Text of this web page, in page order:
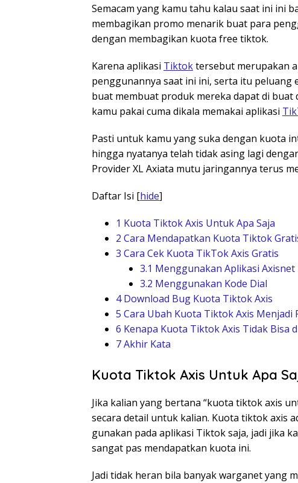
Semacam yang kamu tahu kalau saat ini ini
membagikan promo menarik buat para
dengan membagikan kuota free tiktok.
Karena aplikasi Tiktoktersebut merupakan
penggunannya saat ini ini, serta itu peluang
buat membuat produk mereka dapat di buat
kamu pakai cuma dikala memakai aplikasi
Pasti untuk kamu yang suka dengan kuota
hingga nyatanya telah tidak asing lagi
Provider XL Axiata mutu jaringannya terus
Daftar Isi [hide]
1 Kuota Tiktok Axis Untuk Apa Saja
2 Cara Mendapatkan Kuota Tiktok
3 Cara Cek Kuota TikTok Axis Gratis
3.1 Menggunakan Aplikasi Axisnet
3.2 Menggunakan Kode Dial
4Download Bug Kuota Tiktok Axis
5 Cara Ubah Kuota Tiktok Axis Menjadi
6 Kenapa Kuota Tiktok Axis Tidak Bisa
7Akhir Kata
Kuota Tiktok Axis Untuk Apa
Jika kalian yang bertana “kuota tiktok axis
secara detail untuk kalian. Kuota tiktok axis
gunakan pada aplikasi Tiktok saja, jadi jika
sangat pas mendapatkan kuota ini.
Jadi tidak heran bila banyak warganet yang